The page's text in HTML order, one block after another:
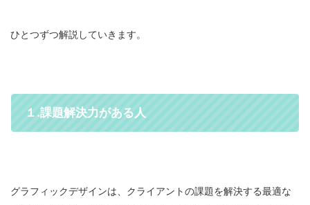
ひとつずつ解説していきます。
１.課題解決力がある人
グラフィックデザインは、クライアントの課題を解決する最適な